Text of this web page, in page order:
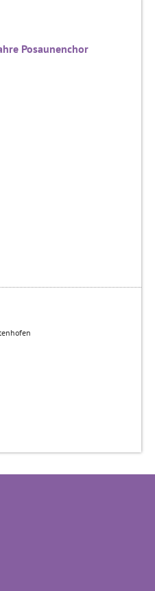
Posaunenchor